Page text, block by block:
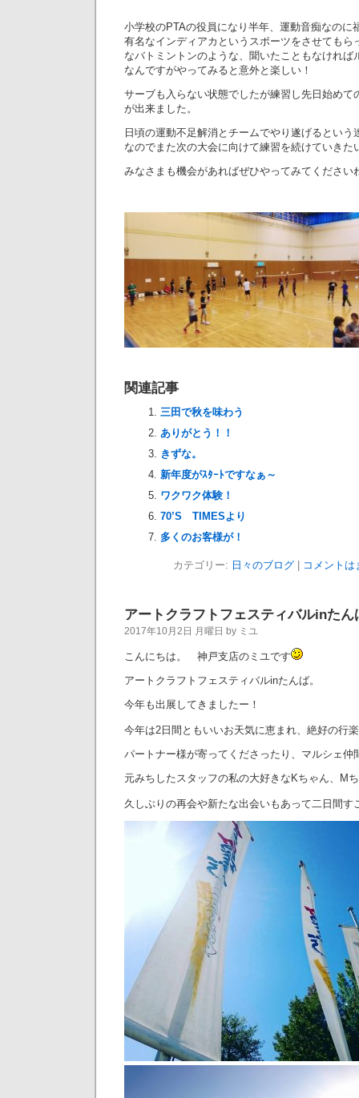
小学校のPTAの役員になり半年、運動音痴なのに
有名なインディアカというスポーツをさせてもら
なバトミントンのような、聞いたこともなければ
なんですがやってみると意外と楽しい！
サーブも入らない状態でしたが練習し先日始めて
が出来ました。
日頃の運動不足解消とチームでやり遂げるという
なのでまた次の大会に向けて練習を続けていきた
みなさまも機会があればぜひやってみてください
関連記事
三田で秋を味わう
ありがとう！！
きずな。
新年度がｽﾀｰﾄですなぁ～
ワクワク体験！
70’S TIMESより
多くのお客様が！
カテゴリー: 日々のブログ| コメントは
アートクラフトフェスティバルinたん
2017年10月2日 月曜日 by ミユ
こんにちは。 神戸支店のミユです
アートクラフトフェスティバルinたんば。
今年も出展してきましたー！
今年は2日間ともいいお天気に恵まれ、絶好の行
パートナー様が寄ってくださったり、マルシェ仲
元みちしたスタッフの私の大好きなKちゃん、M
久しぶりの再会や新たな出会いもあって二日間す